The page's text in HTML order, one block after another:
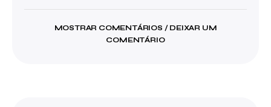
MOSTRAR COMENTÁRIOS / DEIXAR UM
COMENTÁRIO